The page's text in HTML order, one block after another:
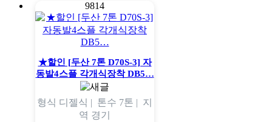
9814
★할인 [두산 7톤 D70S-3] 자
동발4스플 각개식장착 DB5…
형식 디젤식 | 톤수 7톤 | 지
역 경기